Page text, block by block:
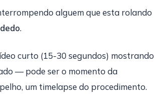
alguem que esta rolando
.
curto (15-30 segundos) mostrando
— pode ser o momento da
um timelapse do procedimento.